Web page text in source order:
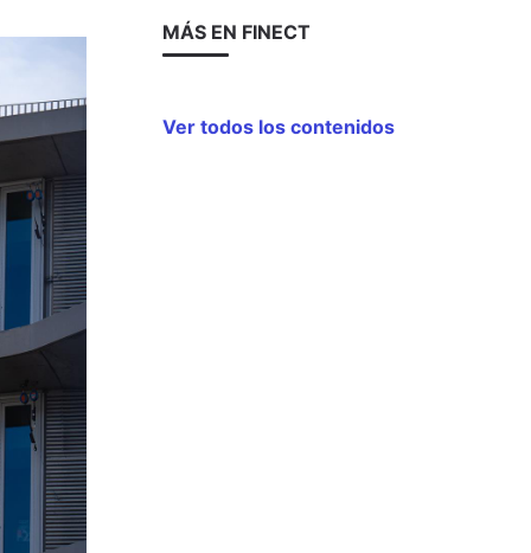
MÁS EN FINECT
Ver todos los contenidos